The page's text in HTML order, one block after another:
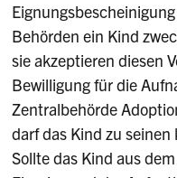
Behörden ein Kind
sie akzeptieren diesen
Bewilligung für die
Zentralbehörde
darf das Kind zu
Sollte das Kind aus